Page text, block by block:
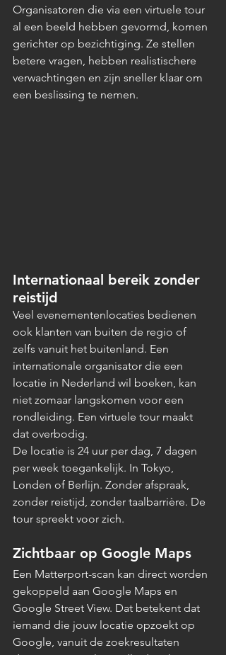
Organisatoren die via een virtuele tour
al een beeld hebben gevormd, komen
gerichter op bezichtiging. Ze stellen
betere vragen, hebben realistischere
verwachtingen en zijn sneller klaar om
een beslissing te nemen.
Internationaal bereik zonder
reistijd
Veel evenementenlocaties bedienen
ook klanten van buiten de regio of
zelfs vanuit het buitenland. Een
internationale organisator die een
locatie in Nederland wil boeken, kan
niet zomaar langskomen voor een
rondleiding. Een virtuele tour maakt
dat overbodig.
De locatie is 24 uur per dag, 7 dagen
per week toegankelijk. In Tokyo,
Londen of Berlijn. Zonder afspraak,
zonder reistijd, zonder taalbarrière. De
tour spreekt voor zich.
Zichtbaar op Google Maps
Een Matterport-scan kan direct worden
gekoppeld aan Google Maps en
Google Street View. Dat betekent dat
iemand die jouw locatie opzoekt op
Google, vanuit de zoekresultaten